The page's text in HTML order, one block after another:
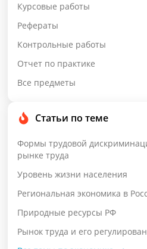
Курсовые работы
Рефераты
Контрольные работы
Отчет по практике
Все предметы
Статьи по теме
Формы трудовой
рынке труда
Уровень жизни населения
Региональная экономика в
Природные ресурсы РФ
Рынок труда и его